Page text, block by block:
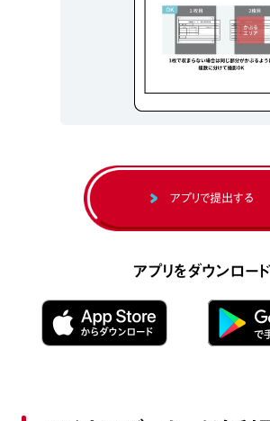
アプリで提出する
アプリをダウンロード